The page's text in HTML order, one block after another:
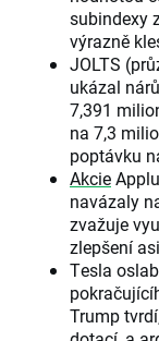
subindexy
výrazně
JOLTS
ukázal
7,391
na 7,3
poptávku
Akcie
navázaly
zvažuje
zlepšení
Tesla
Trump